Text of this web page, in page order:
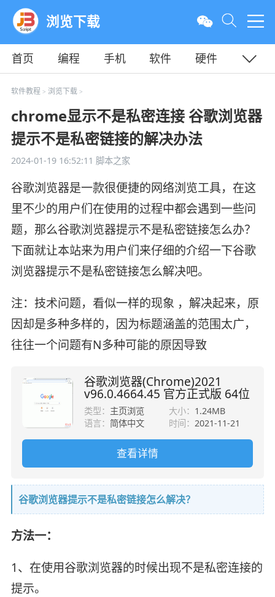
浏览下载
首页 编程 手机 软件
硬件
教程
平面
软件教程 > 浏览下载>
chrome显示不是私密连接 谷歌浏览器
提示不是私密链接的解决办法
2024-01-19 16:52:11 脚本之家
谷歌浏览器是一款很便捷的网络浏览工具，在这
里不少的用户们在使用的过程中都会遇到一些问
题，那么谷歌浏览器提示不是私密链接怎么办？
下面就让本站来为用户们来仔细的介绍一下谷歌
浏览器提示不是私密链接怎么解决吧。
注：技术问题，看似一样的现象 ，解决起来，原
因却是多种多样的，因为标题涵盖的范围太广，
往往一个问题有N多种可能的原因导致
谷歌浏览器(Chrome)2021
v96.0.4664.45 官方正式版 64位
类型： 主页浏览 大小： 1.24MB
语言： 简体中文 时间： 2021-11-21
查看详情
谷歌浏览器提示不是私密链接怎么解决？
方法一：
1、在使用谷歌浏览器的时候出现不是私密连接的
提示。